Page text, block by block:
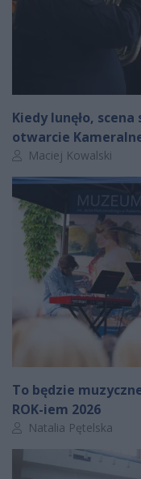
Kiedy lunęło,
otwarcie
Autor artykułu:
Maciej Kowalski
To będzie
ROK-iem 2026
Autor artykułu:
Natalia Pętelska